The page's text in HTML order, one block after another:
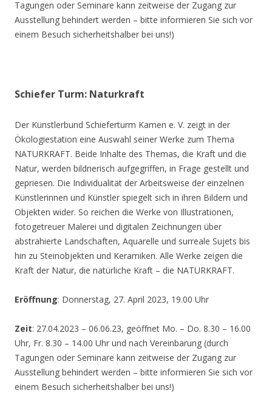
Tagungen oder Seminare kann zeitweise der Zugang zur
Ausstellung behindert werden – bitte informieren Sie sich vor
einem Besuch sicherheitshalber bei uns!)
Schiefer Turm: Naturkraft
Der Künstlerbund Schieferturm Kamen e. V. zeigt in der
Ökologiestation eine Auswahl seiner Werke zum Thema
NATURKRAFT. Beide Inhalte des Themas, die Kraft und die
Natur, werden bildnerisch aufgegriffen, in Frage gestellt und
gepriesen. Die Individualität der Arbeitsweise der einzelnen
Künstlerinnen und Künstler spiegelt sich in ihren Bildern und
Objekten wider. So reichen die Werke von Illustrationen,
fotogetreuer Malerei und digitalen Zeichnungen über
abstrahierte Landschaften, Aquarelle und surreale Sujets bis
hin zu Steinobjekten und Keramiken. Alle Werke zeigen die
Kraft der Natur, die natürliche Kraft – die NATURKRAFT.
Eröffnung: Donnerstag, 27. April 2023, 19.00 Uhr
Zeit: 27.04.2023 – 06.06.23, geöffnet Mo. – Do. 8.30 – 16.00
Uhr, Fr. 8.30 – 14.00 Uhr und nach Vereinbarung (durch
Tagungen oder Seminare kann zeitweise der Zugang zur
Ausstellung behindert werden – bitte informieren Sie sich vor
einem Besuch sicherheitshalber bei uns!)